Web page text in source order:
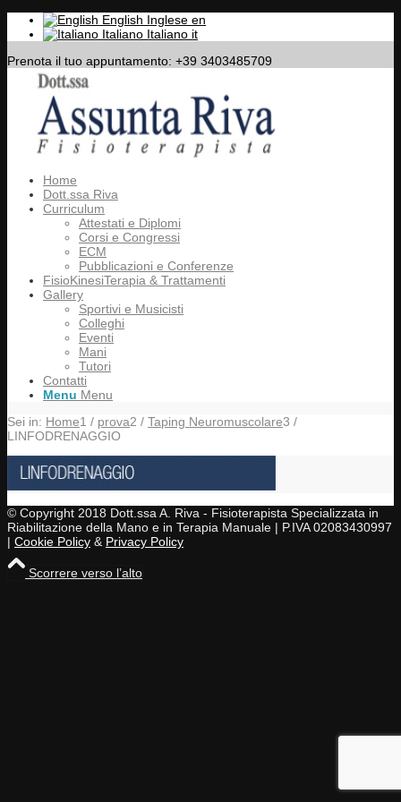
English Inglese en
Italiano Italiano it
Prenota il tuo appuntamento: +39 3403485709
Home
Dott.ssa Riva
Curriculum
Attestati e Diplomi
Corsi e Congressi
ECM
Pubblicazioni e Conferenze
FisioKinesiTerapia & Trattamenti
Gallery
Sportivi e Musicisti
Colleghi
Eventi
Mani
Tutori
Contatti
Menu Menu
Sei in: Home1 / prova2 / Taping Neuromuscolare3 /
LINFODRENAGGIO
© Copyright 2018 Dott.ssa A. Riva - Fisioterapista Specializzata in
Riabilitazione della Mano e in Terapia Manuale | P.IVA 02083430997
| Cookie Policy & Privacy Policy
Scorrere verso l’alto